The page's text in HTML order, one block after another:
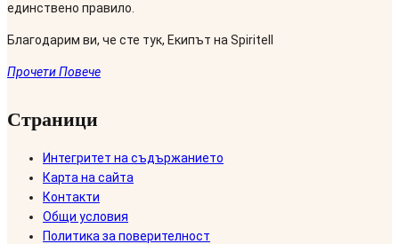
единствено правило.
Благодарим ви, че сте тук, Екипът на Spiritell
Прочети Повече
Страници
Интегритет на съдържанието
Карта на сайта
Контакти
Общи условия
Политика за поверителност